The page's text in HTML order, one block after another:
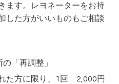
ます。レヨネーターをお持
した方がいいものもご相談
「再調整」
た方に限り、1回 2,000円